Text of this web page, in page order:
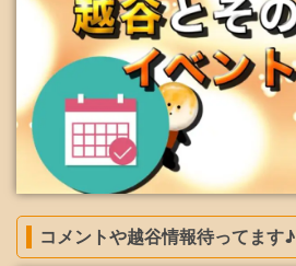
コメントや越谷情報待ってます♪